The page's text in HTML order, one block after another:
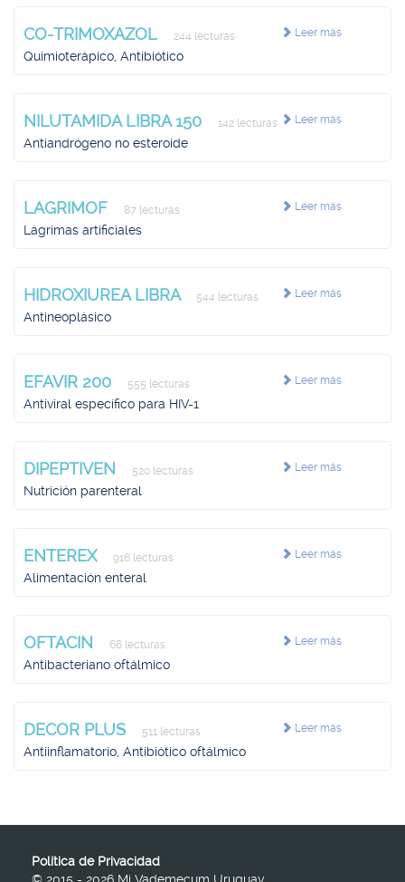
Leer más
CO-TRIMOXAZOL 244 lecturas
Quimioterápico, Antibiótico
Leer más
NILUTAMIDA LIBRA 150 142 lecturas
Antiandrógeno no esteroide
Leer más
LAGRIMOF 87 lecturas
Lágrimas artificiales
Leer más
HIDROXIUREA LIBRA 544 lecturas
Antineoplásico
Leer más
EFAVIR 200 555 lecturas
Antiviral específico para HIV-1
Leer más
DIPEPTIVEN 520 lecturas
Nutrición parenteral
Leer más
ENTEREX 916 lecturas
Alimentación enteral
Leer más
OFTACIN 66 lecturas
Antibacteriano oftálmico
Leer más
DECOR PLUS 511 lecturas
Antiinflamatorio, Antibiótico oftálmico
Política de Privacidad